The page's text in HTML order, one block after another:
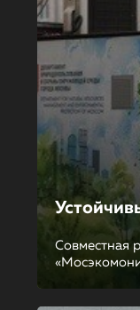
Совместная